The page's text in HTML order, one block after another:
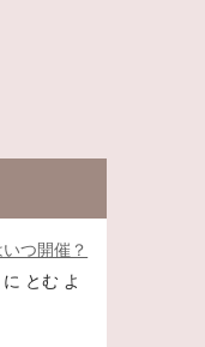
つ開催？
に とむ よ